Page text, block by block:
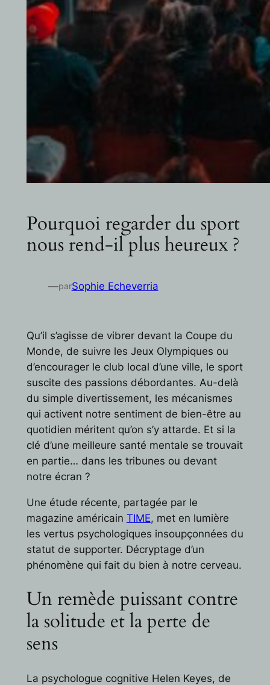
Pourquoi regarder du sport
nous rend-il plus heureux ?
—parSophie Echeverria
Qu’il s’agisse de vibrer devant la Coupe du
Monde, de suivre les Jeux Olympiques ou
d’encourager le club local d’une ville, le sport
suscite des passions débordantes. Au-delà
du simple divertissement, les mécanismes
qui activent notre sentiment de bien-être au
quotidien méritent qu’on s’y attarde. Et si la
clé d’une meilleure santé mentale se trouvait
en partie… dans les tribunes ou devant
notre écran ?
Une étude récente, partagée par le
magazine américain TIME, met en lumière
les vertus psychologiques insoupçonnées du
statut de supporter. Décryptage d’un
phénomène qui fait du bien à notre cerveau.
Un remède puissant contre
la solitude et la perte de
sens
La psychologue cognitive Helen Keyes, de